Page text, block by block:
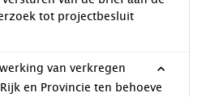
tot projectbesluit
van verkregen
en Provincie ten behoeve